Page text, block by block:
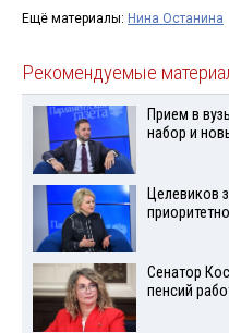
Ещё материалы: Нина Останина
Рекомендуемые
Прием в
набор и
Целевиков
Сенатор
пенсий